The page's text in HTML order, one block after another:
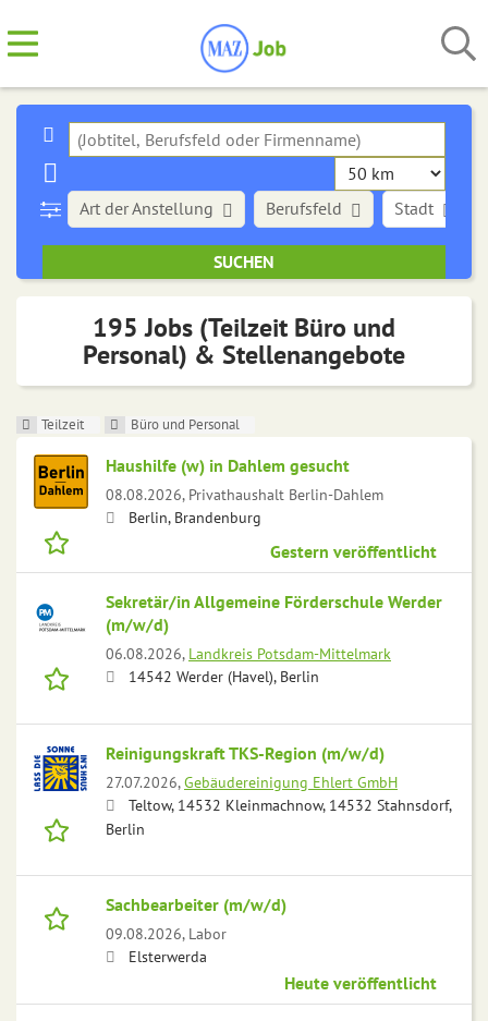
Stadt
Art der Anstellung Berufsfeld
195 Jobs (Teilzeit Büro und
Personal) & Stellenangebote
Teilzeit Büro und Personal
Haushilfe (w) in Dahlem gesucht
08.08.2026, Privathaushalt Berlin-Dahlem
Berlin, Brandenburg
Gestern veröffentlicht
Sekretär/in Allgemeine Förderschule Werder
(m/w/d)
06.08.2026, Landkreis Potsdam-Mittelmark
14542 Werder (Havel), Berlin
Reinigungskraft TKS-Region (m/w/d)
27.07.2026,Gebäudereinigung Ehlert GmbH
Teltow, 14532 Kleinmachnow, 14532 Stahnsdorf,
Berlin
Sachbearbeiter (m/w/d)
09.08.2026, Labor
Elsterwerda
Heute veröffentlicht